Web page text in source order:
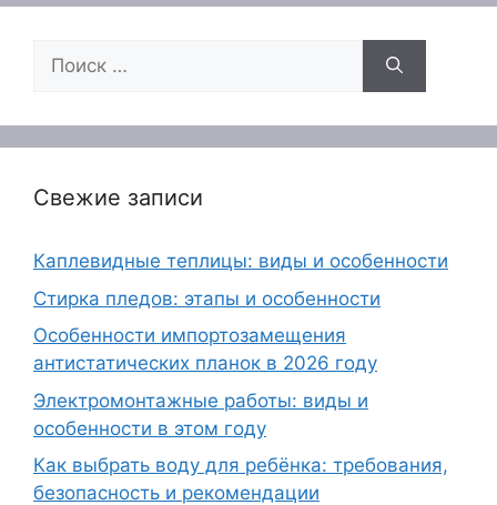
Поиск:
Свежие записи
Каплевидные теплицы: виды и особенности
Стирка пледов: этапы и особенности
Особенности импортозамещения
антистатических планок в 2026 году
Электромонтажные работы: виды и
особенности в этом году
Как выбрать воду для ребёнка: требования,
безопасность и рекомендации